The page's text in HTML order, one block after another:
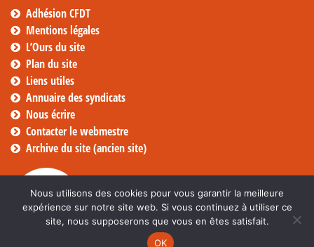
Adhésion CFDT
Mentions légales
L’Ours du site
Plan du site
Liens utiles
Annuaire des syndicats
Nous écrire
Contacter le webmestre
Archive du site (ancien site)
Nous utilisons des cookies pour vous garantir la meilleure
expérience sur notre site web. Si vous continuez à utiliser ce
site, nous supposerons que vous en êtes satisfait.
OK